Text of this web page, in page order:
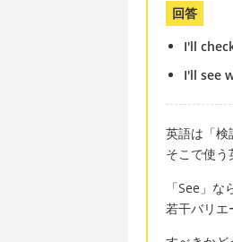
回答
I'll
I'll see
英語は「検
そこで使う
「See」
若干バリエ